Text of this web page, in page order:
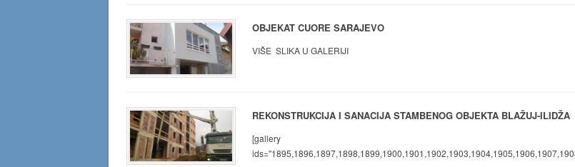
OBJEKAT CUORE SARAJEVO
VIŠE SLIKA U GALERIJI
REKONSTRUKCIJA I SANACIJA STAMBENOG OBJEKTA BLAŽUJ-ILIDŽA
[gallery